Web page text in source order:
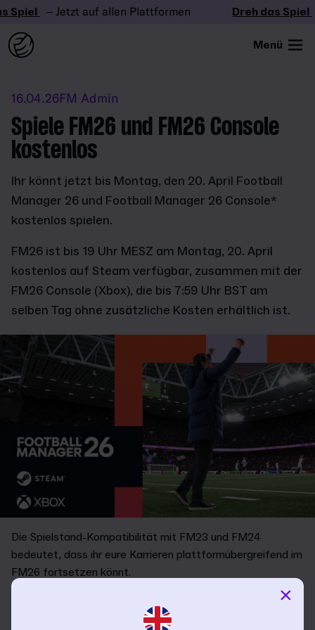
Spiel – Jetzt auf allen Plattformen Dreh das Spiel
Menü
16.04.26FM Admin
Spiele FM26 und FM26 Console
kostenlos
Ihr könnt jetzt bis Montag, den 20. April Football
Manager 26 und Football Manager 26 Console*
kostenlos spielen.
FM26 ist bis 19 Uhr MESZ am Montag, 20. April
kostenlos auf Steam verfügbar, zusammen mit der
FM26 Console (Xbox), die bis 7:59 Uhr BST am
selben Tag ohne zusätzliche Kosten erhältlich ist.
Die Spielstand-Kompatibilität mit FM23 und FM24
bedeutet, dass ihr eure Karrieren plattformübergreifend im
FM26 fortsetzen könnt.
Wettbewerbe denn je. Mehr darüber könnt ihr
×